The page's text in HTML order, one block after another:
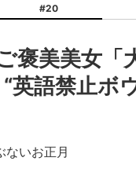
#20
褒美美女「
英語禁止ボ
ないお正月